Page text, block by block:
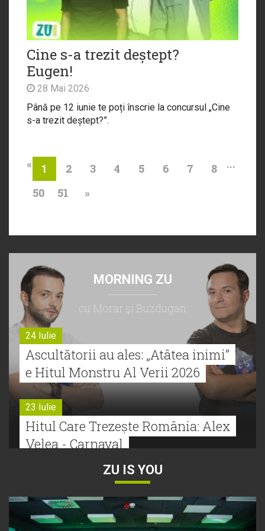
Cine s-a trezit deștept?
Eugen!
28 Mai 2026
Până pe 12 iunie te poți înscrie la concursul „Cine
s-a trezit deștept?”.
« 1 2 3 4 5 6 7 8 ...
50 51 »
MORNING ZU
cu Morar şi Buzdugan
24 Iulie
Ascultătorii au ales: „Atâtea inimi”
e Hitul Monstru Al Verii 2026
23 Iulie
Hitul Care Trezește România: Alex
Velea - Carnaval
Bătălie strânsă la Hitul Monstru Al
Verii: Cabron versus Faydee
ZU IS YOU